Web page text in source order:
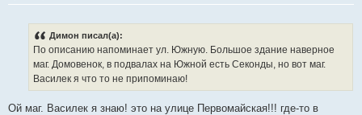
Димон писал(а):
По описанию напоминает ул. Южную. Большое здание наверное
маг. Домовенок, в подвалах на Южной есть Секонды, но вот маг.
Василек я что то не припоминаю!
Ой маг. Василек я знаю! это на улице Первомайская!!! где-то в